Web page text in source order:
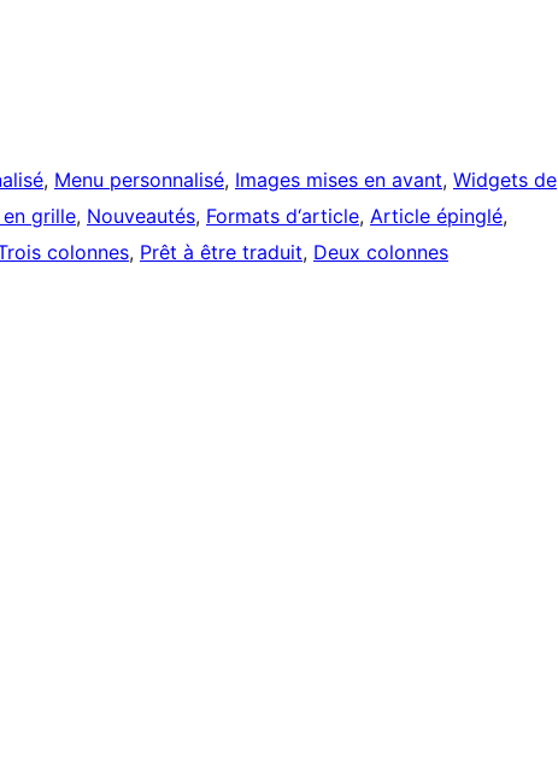
, Menu personnalisé, Images mises en avant, Widgets de
grille, Nouveautés, Formats d‘article, Article épinglé
colonnes, Prêt à être traduit, Deux colonnes